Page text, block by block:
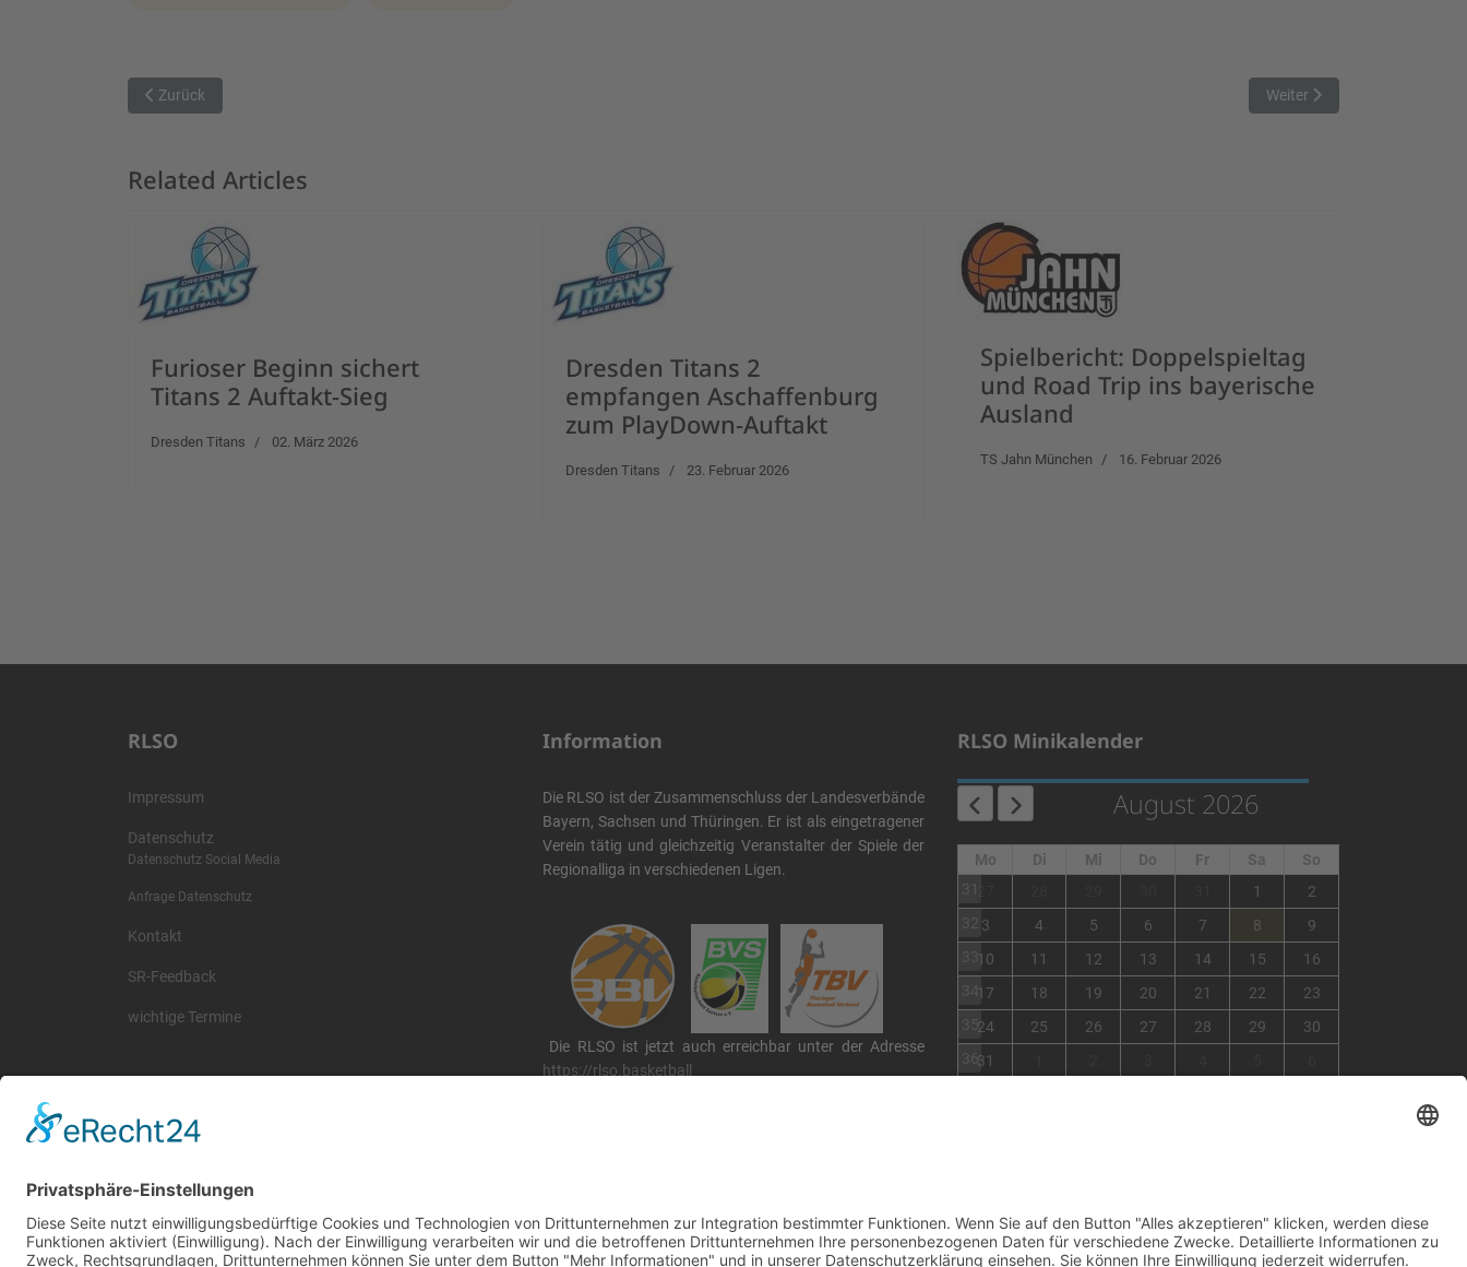
×
Fehler
Vorheriger Beitrag: hapa Ansbach Piranhas - SB DJK Rosenheim Spielbericht
Zurück Nächster Beitrag: Baskets
Weiter
Related Articles
Furioser Beginn sichert
Titans 2 Auftakt-Sieg
Dresden Titans 02. März 2026
Dresden Titans 2
empfangen Aschaffenburg
zum PlayDown-Auftakt
Dresden Titans 23. Februar 2026
Spielbericht: Doppelspieltag
und Road Trip ins bayerische
Ausland
TS Jahn München 16. Februar 2026
RLSO
Impressum
Datenschutz
Datenschutz Social Media
Anfrage Datenschutz
Kontakt
SR-Feedback
wichtige Termine
Information
Die RLSO ist der Zusammenschluss der Landesverbände
Bayern, Sachsen und Thüringen. Er ist als eingetragener
Verein tätig und gleichzeitig Veranstalter der Spiele der
Regionalliga in verschiedenen Ligen.
Die RLSO ist jetzt auch erreichbar unter der Adresse
https://rlso.basketball
RLSO Minikalender
August 2026
Mo Di Mi Do Fr Sa
So
31
1
2
32 3 4 5 6 7 8
9
3310 11 12 13 14 15
16
3417 18 19 20 21 22
23
3524 25 26 27 28 29
30
3631